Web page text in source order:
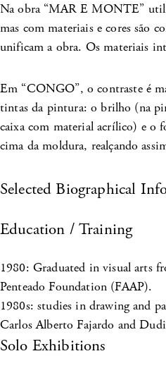
Na obra “MAR E MONTE”
mas com materiais e cores são
unificam a obra. Os materiais
Em “CONGO”, o contraste é
tintas da pintura: o brilho (na
caixa com material acrílico) e o
cima da moldura, realçando
Selected Biographical
Education / Training
1980: Graduated in visual arts
Penteado Foundation (FAAP).
1980s: studies in drawing and
Carlos Alberto Fajardo and
Solo Exhibitions